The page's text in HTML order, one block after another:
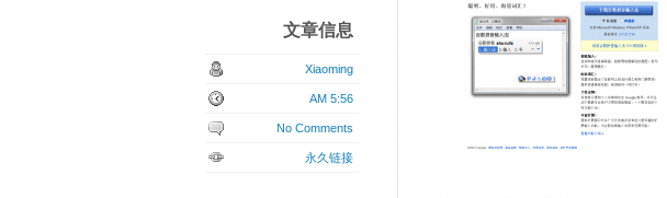
文章信息
Xiaoming
AM 5:56
No Comments
永久链接